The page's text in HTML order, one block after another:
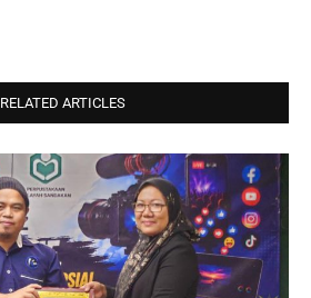
RELATED ARTICLES